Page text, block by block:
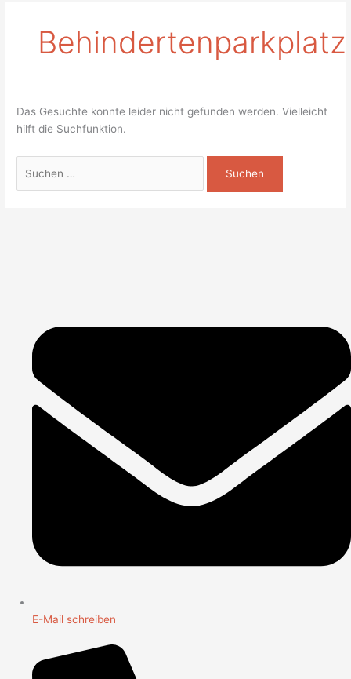
Behindertenparkplatz
Das Gesuchte konnte leider nicht gefunden werden. Vielleicht
hilft die Suchfunktion.
E-Mail schreiben